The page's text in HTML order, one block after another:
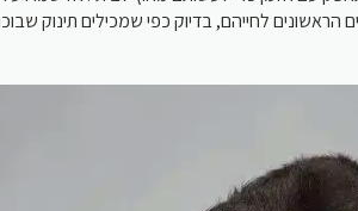
הראשונים לחייהם, בדיוק כפי שמכילים תינוק